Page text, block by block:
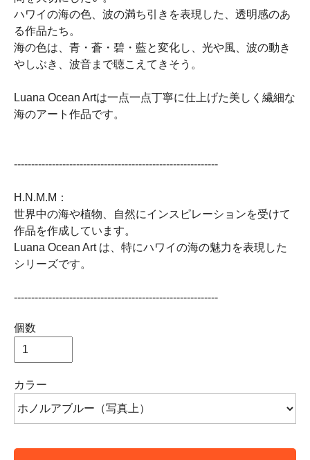
ハワイの海の色、波の満ち引きを表現した、透明感のあ
る作品たち。
海の色は、青・蒼・碧・藍と変化し、光や風、波の動き
やしぶき、波音まで聴こえてきそう。
Luana Ocean Artは一点一点丁寧に仕上げた美しく繊細な
海のアート作品です。
-----------------------------------------------------------
H.N.M.M：
世界中の海や植物、自然にインスピレーションを受けて
作品を作成しています。
Luana Ocean Art は、特にハワイの海の魅力を表現した
シリーズです。
-----------------------------------------------------------
個数
カラー